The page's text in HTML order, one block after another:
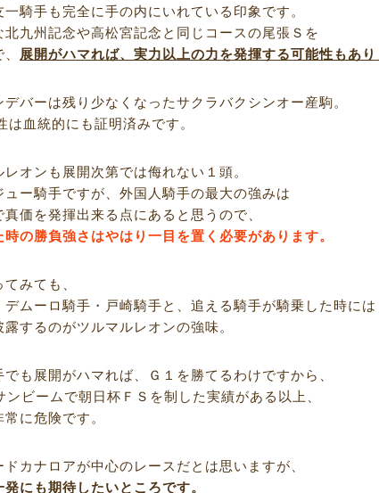
騎手も完全に手の内にいれている印象です。
北九州記念や高松宮記念と同じコースの尾張Ｓを
展開がハマれば、実力以上の力を発揮する可能性もあ
デバーは残り少なくなったサクラバクシンオー産駒。
は血統的にも証明済みです。
オンも展開次第では侮れない１頭。
ュー騎手ですが、外国人騎手の最大の強みは
真価を発揮出来る点にあると思うので、
の勝負強さはやはり一目を置く必要があります。
みても、
デムーロ騎手・戸崎騎手と、追える騎手が騎乗した時には
するのがツルマルレオンの強味。
も展開がハマれば、Ｇ１を勝てるわけですから、
ンビームで朝日杯ＦＳを制した実績がある以上、
に危険です。
ドカナロアが中心のレースだとは思いますが、
にも期待したいところです。